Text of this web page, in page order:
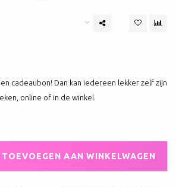
cadeaubon! Dan kan iedereen lekker zelf zijn
online of in de winkel.
TOEVOEGEN AAN WINKELWAGEN